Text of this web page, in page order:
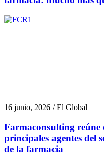
16 junio, 2026 / El Global
Farmaconsulting reúne
principales agentes del
de la farmacia